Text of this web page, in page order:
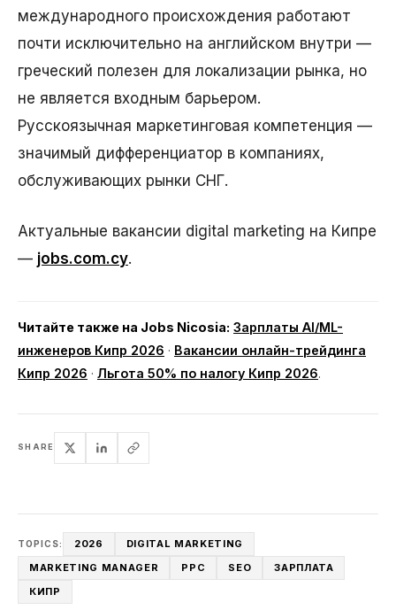
международного происхождения работают
почти исключительно на английском внутри —
греческий полезен для локализации рынка, но
не является входным барьером.
Русскоязычная маркетинговая компетенция —
значимый дифференциатор в компаниях,
обслуживающих рынки СНГ.
Актуальные вакансии digital marketing на Кипре
— jobs.com.cy.
Читайте также на Jobs Nicosia: Зарплаты AI/ML-
инженеров Кипр 2026 · Вакансии онлайн-трейдинга
Кипр 2026 · Льгота 50% по налогу Кипр 2026.
SHARE
TOPICS: 2026
DIGITAL MARKETING
MARKETING MANAGER
PPC SEO
ЗАРПЛАТА
КИПР